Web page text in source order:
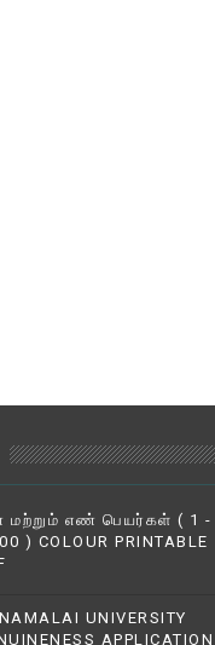
எண் பெயர்கள் ( 1 -
) COLOUR PRINTABLE
UNIVERSITY
APPLICATION